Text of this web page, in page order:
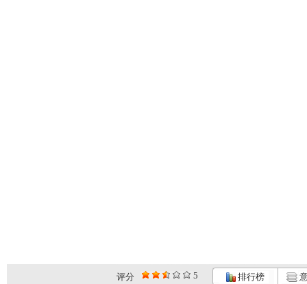
评分 5 排行榜